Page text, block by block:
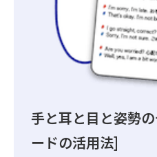
手と耳と目と姿勢
ードの活用法]